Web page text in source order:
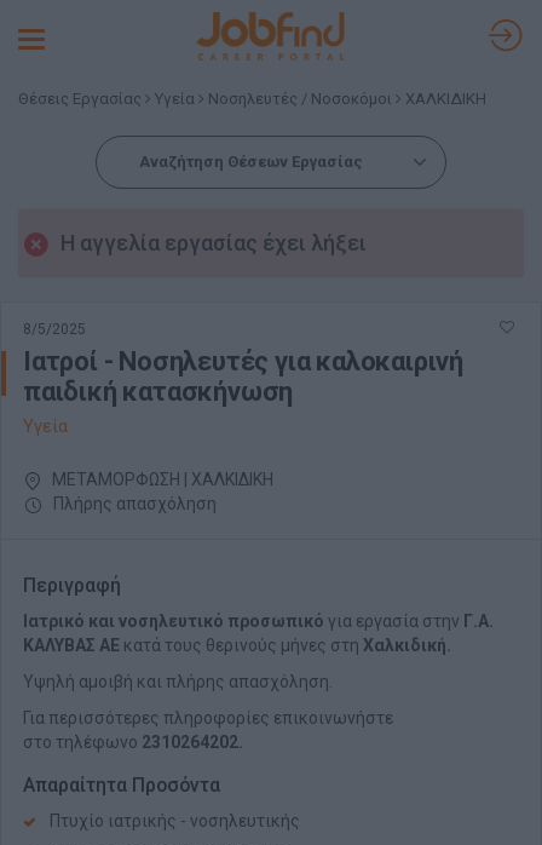
Toggle
Θέσεις Εργασίας Υγεία Νοσηλευτές / Νοσοκόμοι ΧΑΛΚΙΔΙΚΗ
Αναζήτηση Θέσεων Εργασίας
Η αγγελία εργασίας έχει λήξει
8/5/2025
Ιατροί - Nοσηλευτές για καλοκαιρινή
παιδική κατασκήνωση
Υγεία
ΜΕΤΑΜΟΡΦΩΣΗ | ΧΑΛΚΙΔΙΚΗ
Πλήρης απασχόληση
Περιγραφή
Ιατρικό και νοσηλευτικό προσωπικό για εργασία στην Γ.Α.
ΚΑΛΥΒΑΣ ΑΕ κατά τους θερινούς μήνες στη Χαλκιδική.
Υψηλή αμοιβή και πλήρης απασχόληση.
Για περισσότερες πληροφορίες επικοινωνήστε
στο τηλέφωνο 2310264202.
Απαραίτητα Προσόντα
Πτυχίο ιατρικής - νοσηλευτικής